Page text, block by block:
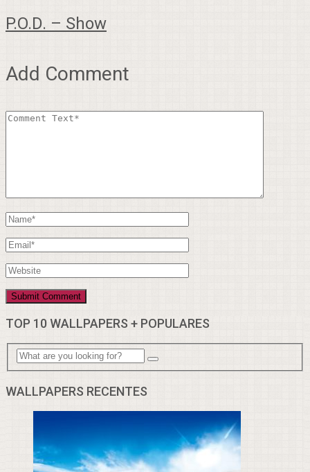
P.O.D. – Show
Add Comment
TOP 10 WALLPAPERS + POPULARES
WALLPAPERS RECENTES